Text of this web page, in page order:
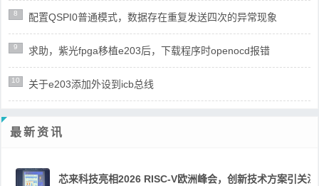
8 配置QSPI0普通模式，数据存在重复发送四次的异常现象
9 求助，紫光fpga移植e203后，下载程序时openocd报错
10 关于e203添加外设到icb总线
最新资讯
芯来科技亮相2026 RISC-V欧洲峰会，创新技术方案引关注